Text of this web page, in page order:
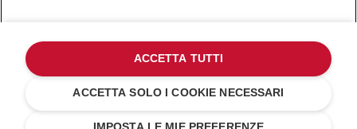
Uniti e altrove.
Gestisci cookies
Informativa sulla privacy
Informativa sui cookie
In altri paesi
ACCETTA SOLO I COOKIE NECESSARI
ACCETTA TUTTI